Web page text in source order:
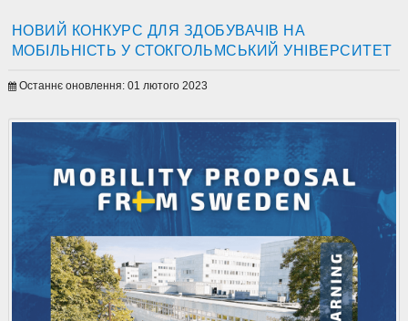
НОВИЙ КОНКУРС ДЛЯ ЗДОБУВАЧІВ НА
МОБІЛЬНІСТЬ У СТОКГОЛЬМСЬКИЙ УНІВЕРСИТЕТ
Останнє оновлення: 01 лютого 2023